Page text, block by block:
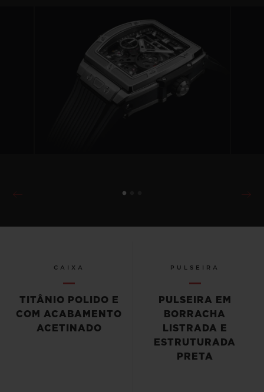
CAIXA
TITÂNIO POLIDO E
COM ACABAMENTO
ACETINADO
PULSEIRA
PULSEIRA EM
BORRACHA
LISTRADA E
ESTRUTURADA
PRETA